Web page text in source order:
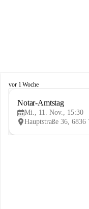
V
vor 1 Woche
Notar-Amtstag
Mi., 11. Nov., 15:30